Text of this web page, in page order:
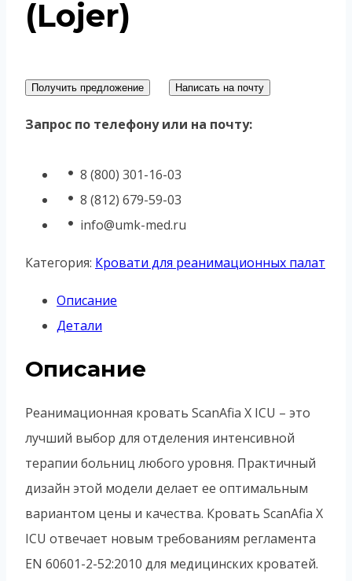
(Lojer)
Получить предложение Написать на почту
Запрос по телефону или на почту:
8 (800) 301-16-03
8 (812) 679-59-03
info@umk-med.ru
Категория: Кровати для реанимационных палат
Описание
Детали
Описание
Реанимационная кровать ScanAfia X ICU – это
лучший выбор для отделения интенсивной
терапии больниц любого уровня. Практичный
дизайн этой модели делает ее оптимальным
вариантом цены и качества. Кровать ScanAfia X
ICU отвечает новым требованиям регламента
EN 60601-2-52:2010 для медицинских кроватей.